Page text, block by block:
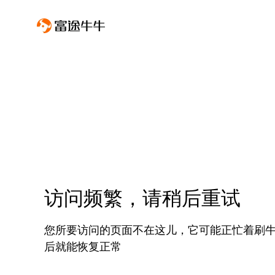
访问频繁，请稍后重试
您所要访问的页面不在这儿，它可能正忙着刷
后就能恢复正常